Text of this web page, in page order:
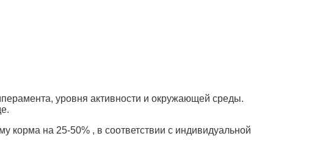
уровня активности и окружающей среды.
на 25-50% , в соответствии с индивидуальной